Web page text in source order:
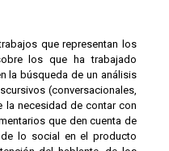
que representan los
los que ha trabajado
la búsqueda de un análisis
(conversacionales,
necesidad de contar con
que den cuenta de
lo social en el producto